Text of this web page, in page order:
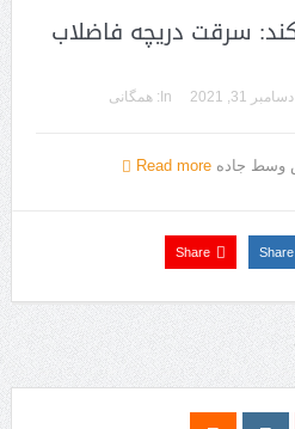
سرقت دریچه فاضلاب
دسامبر 31, 2021 In: همگانی
وسط جاده Read more
Share
Share